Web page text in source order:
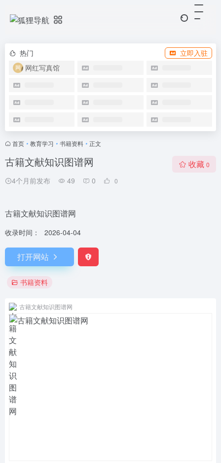
热门
立即入驻
网红写真馆
首页 • 教育学习 • 书籍资料 • 正文
古籍文献知识图谱网
4个月前发布 49 0 0
收藏 0
古籍文献知识图谱网
收录时间： 2026-04-04
打开网站
书籍资料
古籍文献知识图谱网